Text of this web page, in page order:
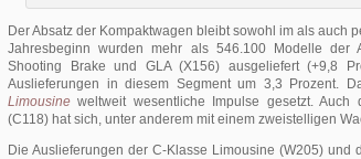
Der Absatz der Kompaktwagen bleibt sowohl im als auch
Jahresbeginn wurden mehr als 546.100 Modelle der
Shooting Brake und GLA (X156) ausgeliefert (+9,8
Auslieferungen in diesem Segment um 3,3 Prozent.
Limousine weltweit wesentliche Impulse gesetzt.
(C118) hat sich, unter anderem mit einem zweistelligen
Die Auslieferungen der C-Klasse Limousine (W205) und